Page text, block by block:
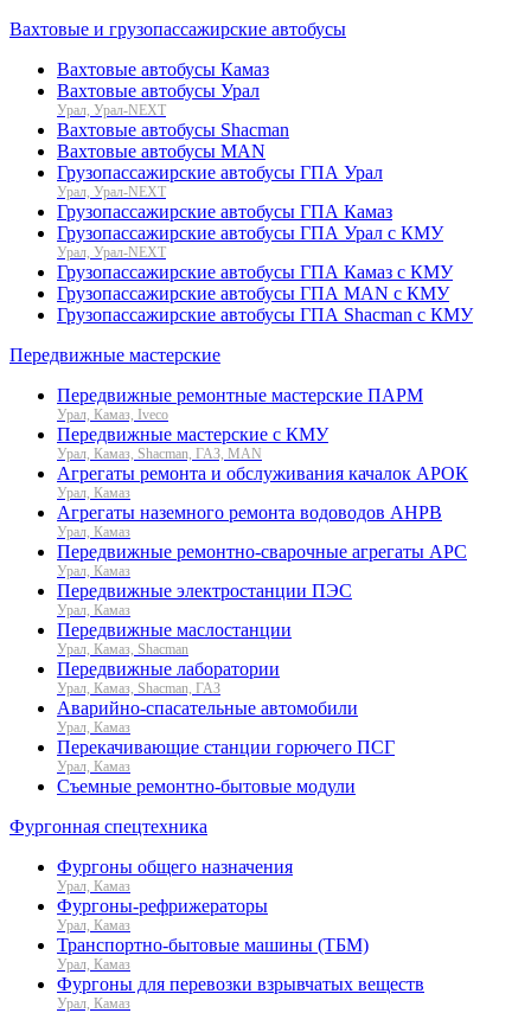
Вахтовые и грузопассажирские автобусы
Вахтовые автобусы Камаз
Вахтовые автобусы Урал
Урал, Урал-NEXT
Вахтовые автобусы Shacman
Вахтовые автобусы MAN
Грузопассажирские автобусы ГПА Урал
Урал, Урал-NEXT
Грузопассажирские автобусы ГПА Камаз
Грузопассажирские автобусы ГПА Урал с КМУ
Урал, Урал-NEXT
Грузопассажирские автобусы ГПА Камаз с КМУ
Грузопассажирские автобусы ГПА MAN с КМУ
Грузопассажирские автобусы ГПА Shacman с КМУ
Передвижные мастерские
Передвижные ремонтные мастерские ПАРМ
Урал, Камаз, Iveco
Передвижные мастерские с КМУ
Урал, Камаз, Shacman, ГАЗ, MAN
Агрегаты ремонта и обслуживания качалок АРОК
Урал, Камаз
Агрегаты наземного ремонта водоводов АНРВ
Урал, Камаз
Передвижные ремонтно-сварочные агрегаты АРС
Урал, Камаз
Передвижные электростанции ПЭС
Урал, Камаз
Передвижные маслостанции
Урал, Камаз, Shacman
Передвижные лаборатории
Урал, Камаз, Shacman, ГАЗ
Аварийно-спасательные автомобили
Урал, Камаз
Перекачивающие станции горючего ПСГ
Урал, Камаз
Съемные ремонтно-бытовые модули
Фургонная спецтехника
Фургоны общего назначения
Урал, Камаз
Фургоны-рефрижераторы
Урал, Камаз
Транспортно-бытовые машины (ТБМ)
Урал, Камаз
Фургоны для перевозки взрывчатых веществ
Урал, Камаз